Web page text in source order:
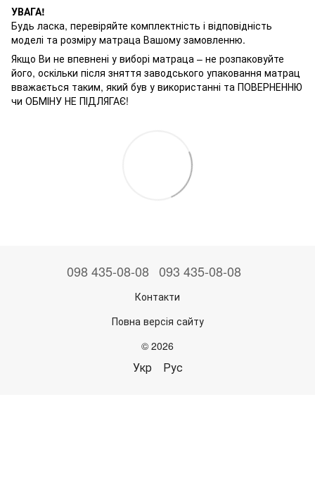
УВАГА!
Будь ласка, перевіряйте комплектність і відповідність
моделі та розміру матраца Вашому замовленню.
Якщо Ви не впевнені у виборі матраца – не розпаковуйте
його, оскільки після зняття заводського упаковання матрац
вважається таким, який був у використанні та ПОВЕРНЕННЮ
чи ОБМІНУ НЕ ПІДЛЯГАЄ!
098 435-08-08 093 435-08-08
Контакти
Повна версія сайту
© 2026
Укр Рус